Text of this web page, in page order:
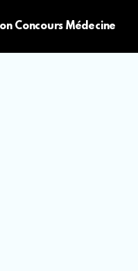
Concours Médecine